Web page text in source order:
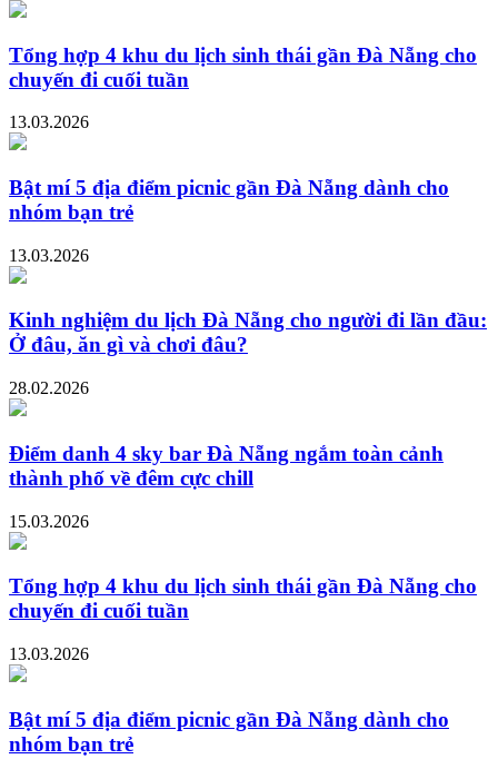
Tổng hợp 4 khu du lịch sinh thái gần Đà Nẵng cho
chuyến đi cuối tuần
13.03.2026
Bật mí 5 địa điểm picnic gần Đà Nẵng dành cho
nhóm bạn trẻ
13.03.2026
Kinh nghiệm du lịch Đà Nẵng cho người đi lần đầu:
Ở đâu, ăn gì và chơi đâu?
28.02.2026
Điểm danh 4 sky bar Đà Nẵng ngắm toàn cảnh
thành phố về đêm cực chill
15.03.2026
Tổng hợp 4 khu du lịch sinh thái gần Đà Nẵng cho
chuyến đi cuối tuần
13.03.2026
Bật mí 5 địa điểm picnic gần Đà Nẵng dành cho
nhóm bạn trẻ